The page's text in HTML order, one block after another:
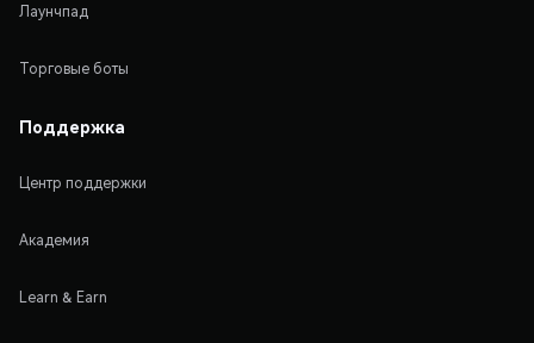
Лаунчпад
Торговые боты
Поддержка
Центр поддержки
Академия
Learn & Earn